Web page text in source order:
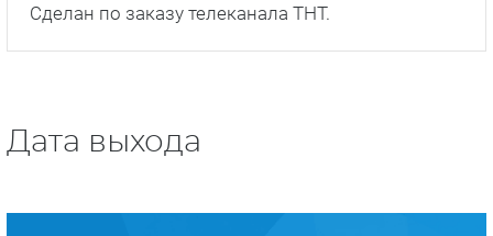
фестивале «Пилот», который был в г. Иваново с
общага» ,«В постели»